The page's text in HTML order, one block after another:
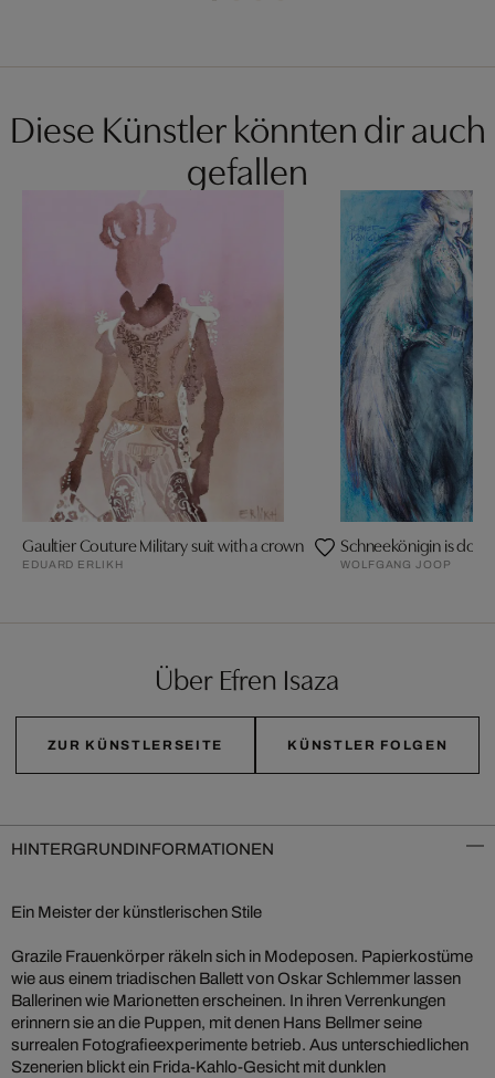
Diese Künstler könnten dir auch
gefallen
Gaultier Couture Military suit with a crown
EDUARD ERLIKH
Schneekönigin is
WOLFGANG JOOP
Über Efren Isaza
ZUR KÜNSTLERSEITE KÜNSTLER FOLGEN
HINTERGRUNDINFORMATIONEN
Ein Meister der künstlerischen Stile
Grazile Frauenkörper räkeln sich in Modeposen. Papierkostüme
wie aus einem triadischen Ballett von Oskar Schlemmer lassen
Ballerinen wie Marionetten erscheinen. In ihren Verrenkungen
erinnern sie an die Puppen, mit denen Hans Bellmer seine
surrealen Fotografieexperimente betrieb. Aus unterschiedlichen
Szenerien blickt ein Frida-Kahlo-Gesicht mit dunklen